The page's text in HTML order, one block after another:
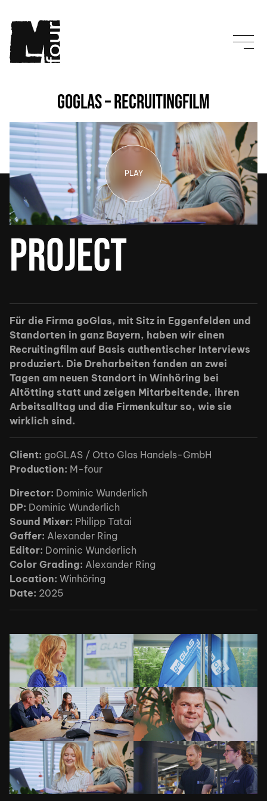
GOGLAS – Recruitingfilm
PLAY
Project
Für die Firma goGlas, mit Sitz in Eggenfelden und
Standorten in ganz Bayern, haben wir einen
Recruitingfilm auf Basis authentischer Interviews
produziert. Die Dreharbeiten fanden an zwei
Tagen am neuen Standort in Winhöring bei
Altötting statt und zeigen Mitarbeitende, ihren
Arbeitsalltag und die Firmenkultur so, wie sie
wirklich sind.
Client: goGLAS / Otto Glas Handels-GmbH
Production: M-four
Director: Dominic Wunderlich
DP: Dominic Wunderlich
Sound Mixer: Philipp Tatai
Gaffer: Alexander Ring
Editor: Dominic Wunderlich
Color Grading: Alexander Ring
Location: Winhöring
Date: 2025
Work
About
Rental
Contact